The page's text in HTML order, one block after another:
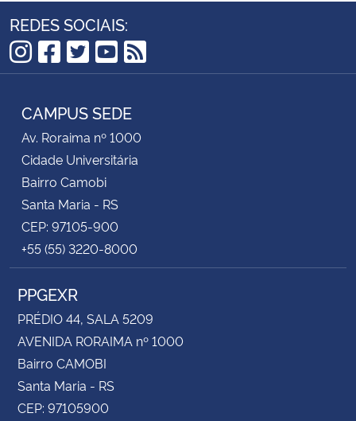
REDES SOCIAIS:
Instagram
Facebook
Twitter
YouTube
RSS
CAMPUS SEDE
Av. Roraima nº 1000
Cidade Universitária
Bairro Camobi
Santa Maria - RS
CEP: 97105-900
+55 (55) 3220-8000
PPGEXR
PRÉDIO 44, SALA 5209
AVENIDA RORAIMA nº 1000
Bairro CAMOBI
Santa Maria - RS
CEP: 97105900